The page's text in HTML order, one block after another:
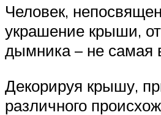
Человек,
украшение крыши,
дымника – не самая
Декорируя крышу,
различного